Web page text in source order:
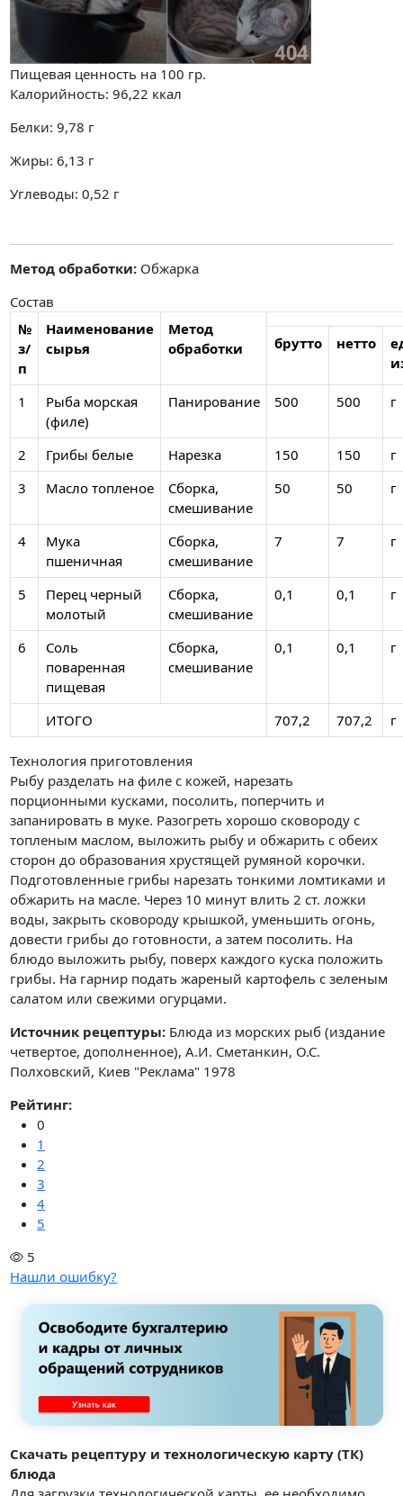
Пищевая ценность на 100 гр.
Калорийность: 96,22 ккал
Белки: 9,78 г
Жиры: 6,13 г
Углеводы: 0,52 г
Метод обработки: Обжарка
Состав
№
з/
п
Наименование
сырья
Метод
обработки
брутто нетто
1
Рыба морская
(филе)
Панирование 500 500 г
2 Грибы белые Нарезка 150 150
г
3
Масло топленое
Сборка,
смешивание
50 50 г
4
Мука
пшеничная
Сборка,
смешивание
7 7 г
5
Перец черный
молотый
Сборка,
смешивание
0,1 0,1 г
6
Соль
поваренная
пищевая
Сборка,
смешивание
0,1 0,1 г
ИТОГО 707,2 707,2 г
Технология приготовления
Рыбу разделать на филе с кожей, нарезать
порционными кусками, посолить, поперчить и
запанировать в муке. Разогреть хорошо сковороду с
топленым маслом, выложить рыбу и обжарить с обеих
сторон до образования хрустящей румяной корочки.
Подготовленные грибы нарезать тонкими ломтиками и
обжарить на масле. Через 10 минут влить 2 ст. ложки
воды, закрыть сковороду крышкой, уменьшить огонь,
довести грибы до готовности, а затем посолить. На
блюдо выложить рыбу, поверх каждого куска положить
грибы. На гарнир подать жареный картофель с зеленым
салатом или свежими огурцами.
Источник рецептуры: Блюда из морских рыб (издание
четвертое, дополненное), А.И. Сметанкин, О.С.
Полховский, Киев "Реклама" 1978
Рейтинг:
0
1
2
3
4
5
5
Нашли ошибку?
Скачать рецептуру и технологическую карту (ТК)
блюда